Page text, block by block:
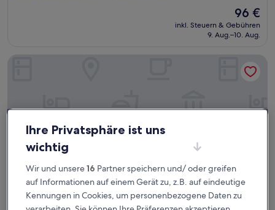
Der
Preis
beträgt
96 €
inkl. Steuern & Gebühren
9. Aug.–10. Aug.
Ihre Privatsphäre ist uns
wichtig
Wir und unsere16 Partner speichern und/ oder greifen
auf Informationen auf einem Gerät zu, z.B. auf eindeutige
Kennungen in Cookies, um personenbezogene Daten zu